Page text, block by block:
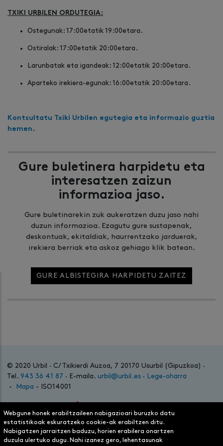
TXIKI URBILEN ORDUTEGIA:
Ostegunak: 17:00etatik 19:00etara.
Ostiralak: 17:00etatik 20:00etara.
Larunbatak eta igandeak: 12:00etatik 20:00etara.
Aparteko irekiera-egunak: 16:00etatik 20:00etara.
Kontsultatu Txiki Urbilen egutegia eta informazio guztia
hemen .
Gure buletinera harpidetu eta
interesatzen zaizun
informazioa jaso.
Gure buletinarekin zuk aukeratzen duzu jaso nahi
duzun informazioa. Ezagutu gure sustapenak,
deskontuak, ekitaldiak, haurrentzako jarduerak,
irekiera berriak eta askoz gehiago klik batean.
GURE ALBISTEGIRA HARPIDETU ZAITEZ
© 2020 Urbil · C/ Txikierdi Auzoa, 7 20170 Usurbil (Gipuzkoa) ·
Tel. 943 36 41 87 · E-maila. urbil@urbil.es ·
Lege-oharra
-
Mapa - ISO14001
Webgune honek erabiltzaileen nabigazioari buruzko datu
estatistikoak eskuratzeko cookie-ak erabiltzen ditu.
Nabigatzen jarraitzen baduzu, horien erabilera onartzen
duzula ulertuko dugu. Nahi izanez gero, lehentasunak